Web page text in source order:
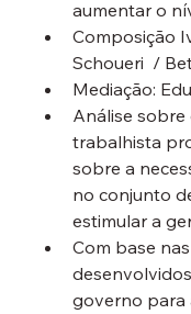
aumentar o
Composição
Schoueri /
Mediação:
Análise sobre
trabalhista
sobre a
no conjunto
estimular a
Com base
governo para